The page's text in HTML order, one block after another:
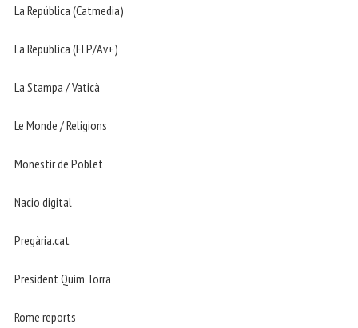
La República (Catmedia)
La República (ELP/Av+)
La Stampa / Vaticà
Le Monde / Religions
Monestir de Poblet
Nacio digital
Pregària.cat
President Quim Torra
Rome reports